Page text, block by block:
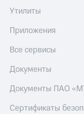
Утилиты
Приложения
Все сервисы
Документы
Документы ПАО
Сертификаты